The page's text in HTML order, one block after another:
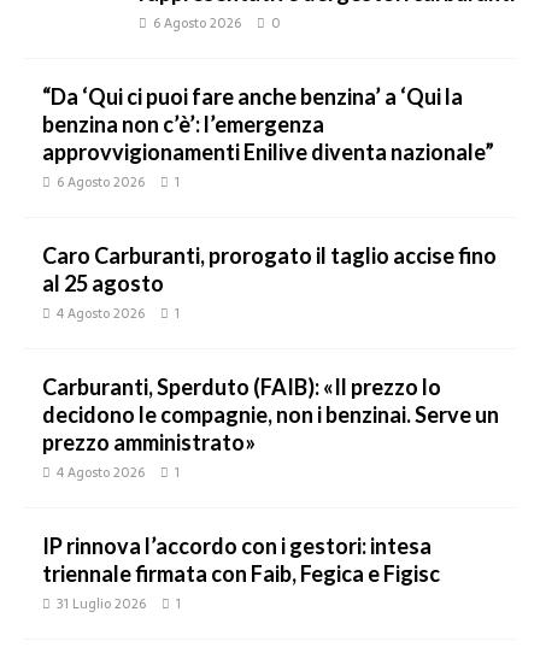
6 Agosto 2026 0
“Da ‘Qui ci puoi fare anche benzina’ a ‘Qui la
benzina non c’è’: l’emergenza
approvvigionamenti Enilive diventa nazionale”
6 Agosto 2026 1
Caro Carburanti, prorogato il taglio accise fino
al 25 agosto
4 Agosto 2026 1
Carburanti, Sperduto (FAIB): «Il prezzo lo
decidono le compagnie, non i benzinai. Serve un
prezzo amministrato»
4 Agosto 2026 1
IP rinnova l’accordo con i gestori: intesa
triennale firmata con Faib, Fegica e Figisc
31 Luglio 2026 1